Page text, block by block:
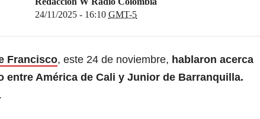
24/11/2025 - 16:10 GMT-5
Francisco, este 24 de noviembre, hablaron acerca
entre América de Cali y Junior de Barranquilla.